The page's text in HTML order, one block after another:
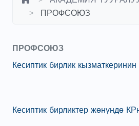
ПРОФСОЮЗ
ПРОФСОЮЗ
Кесиптик бирлик кызматкеринин
Кесиптик бирликтер жөнүндө